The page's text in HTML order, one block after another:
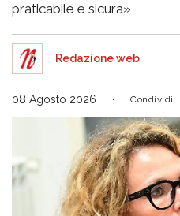
praticabile e sicura»
Redazione web
08 Agosto 2026 Condividi